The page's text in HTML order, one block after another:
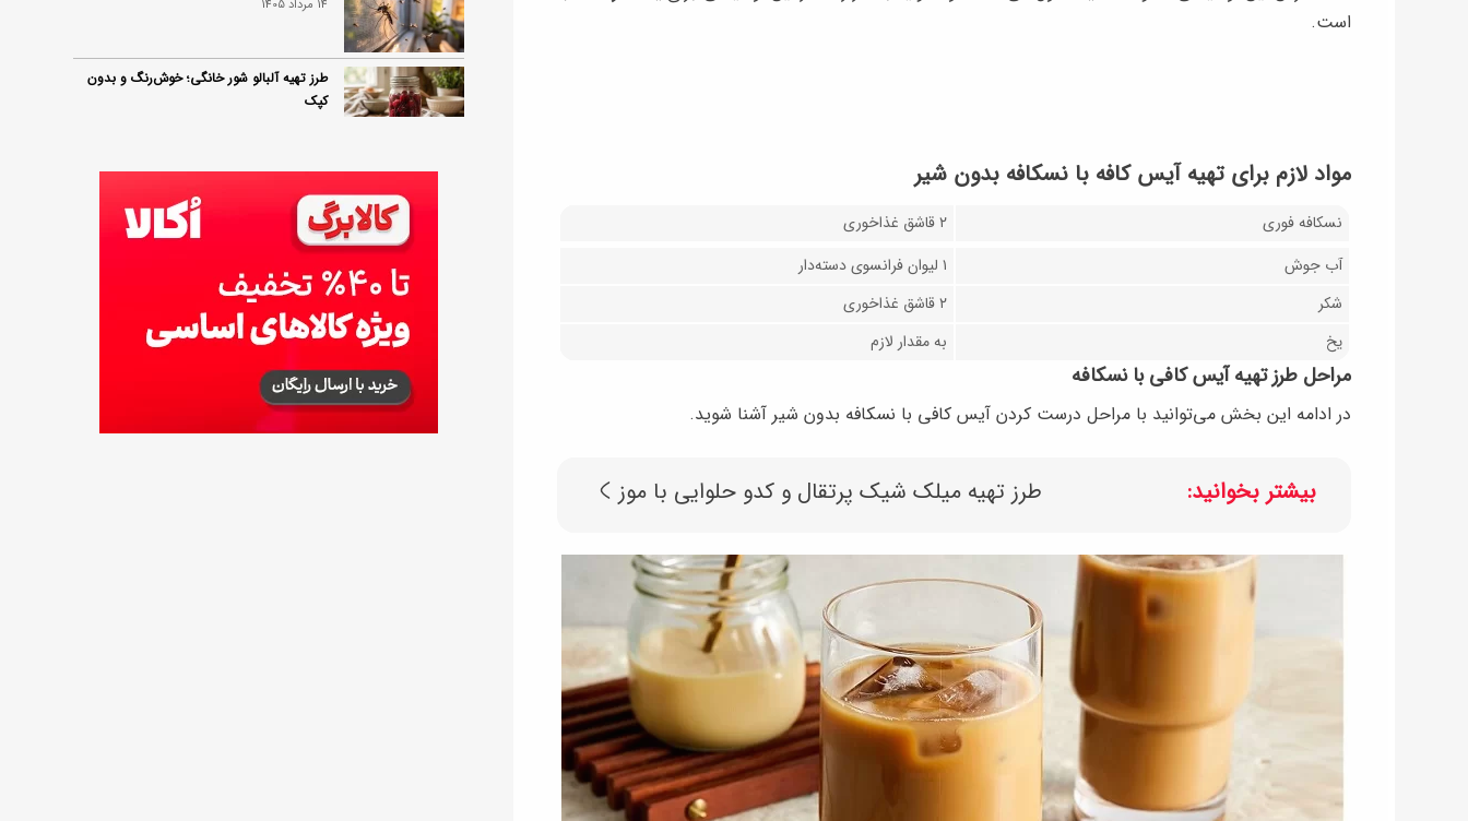
است.
مواد لازم برای تهیه آیس کافه با نسکافه بدون شیر
نسکافه فوری
۲ قاشق غذاخوری
آب جوش
۱ لیوان فرانسوی دسته‌دار
شکر
۲ قاشق غذاخوری
یخ
به مقدار لازم
مراحل طرز تهیه آیس کافی با نسکافه
در ادامه این بخش می‌توانید با مراحل درست کردن آیس کافی با نسکافه بدون شیر آشنا شوید.
بیشتر بخوانید: طرز تهیه میلک شیک پرتقال و کدو حلوایی با موز
14 مرداد 1405
طرز تهیه آلبالو شور خانگی؛ خوش‌رنگ و بدون
کپک
طرز تهیه پنکیک با شیره انگور؛ صبحانه‌ای سالم و
انرژی‌بخش
14 مرداد 1405
۳۵ لیست غذاهای جدید و متفاوت؛ برای ناهار و
مهمانی
14 مرداد 1405
طرز تهیه پش ملبا (پیچ ملبا)؛ دسر کلاسیک هلو
و بستنی
13 مرداد 1405